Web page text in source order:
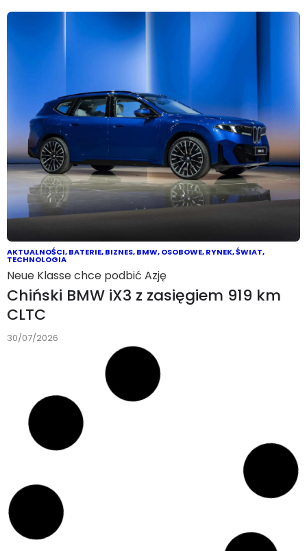
AKTUALNOŚCI,BATERIE,BIZNES,BMW,OSOBOWE,RYNEK,ŚWIAT,
TECHNOLOGIA
Neue Klasse chce podbić Azję
Chiński BMW iX3 z zasięgiem 919 km
CLTC
30/07/2026
AKTUALNOŚCI
Autostrada z trzecim pasem i odcinkowym pomiarem
A2 do przebudowy za 1,5 mld złotych.
Jesienią rusza największa
infrastrukturalna inwestycja dekady
30/07/2026
AKTUALNOŚCI